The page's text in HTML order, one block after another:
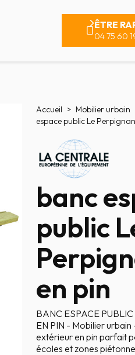
ÊTRE
04 75 60
Accueil Mobilier urbain
espace public Le
banc
public
en pin
BANC ESPACE
EN PIN - Mobilier
extérieur en pin parfait
écoles et zones